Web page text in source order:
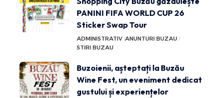
PANINI FIFA WORLD CUP 26
Sticker Swap Tour
ADMINISTRATIV ANUNTURI BUZAU
STIRI BUZAU
Buzoienii, așteptați la Buzău
Wine Fest, un eveniment dedicat
gustului și experiențelor